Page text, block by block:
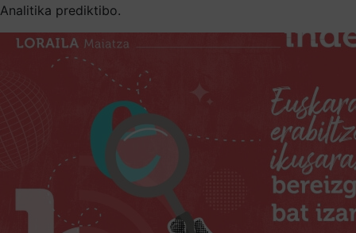
Analitika prediktibo.